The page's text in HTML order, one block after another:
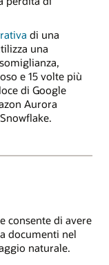
di una
una
e 15 volte più
di Google
Aurora
consente di avere
documenti nel
naturale.